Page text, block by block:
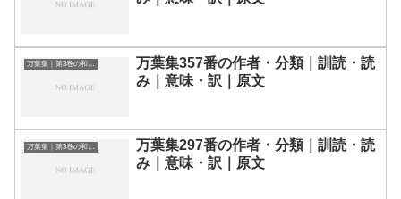
万葉集｜第3巻の和歌一覧
万葉集357番の作者・分類｜訓読・読
み｜意味・訳｜原文
万葉集｜第3巻の和歌一覧
万葉集297番の作者・分類｜訓読・読
み｜意味・訳｜原文